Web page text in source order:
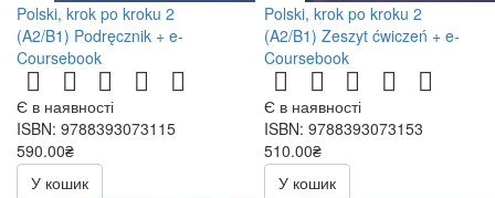
Polski, krok po kroku 2
(A2/B1) Podręcznik + e-
Coursebook
Є в наявності
ISBN: 9788393073115
590.00₴
У кошик
Polski, krok po kroku 2
(A2/B1) Zeszyt ćwiczeń + e-
Coursebook
Є в наявності
ISBN: 9788393073153
510.00₴
У кошик